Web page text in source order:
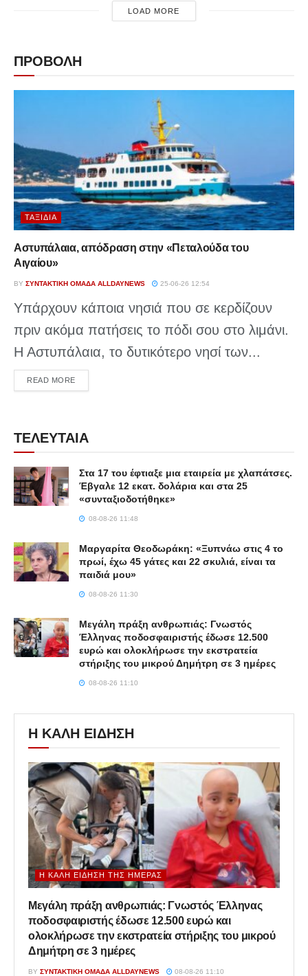
LOAD MORE
ΠΡΟΒΟΛΗ
ΤΑΞΊΔΙΑ
Αστυπάλαια, απόδραση στην «Πεταλούδα του
Αιγαίου»
BY ΣΥΝΤΑΚΤΙΚΉ ΟΜΆΔΑ ALLDAYNEWS 25-06-26 12:54
Υπάρχουν κάποια νησιά που σε κερδίζουν
πριν ακόμα πατήσεις το πόδι σου στο λιμάνι.
Η Αστυπάλαια, το δυτικότερο νησί των...
READ MOREDETAILS
ΤΕΛΕΥΤΑΙΑ
Στα 17 του έφτιαξε μια εταιρεία με χλαπάτσες.
Έβγαλε 12 εκατ. δολάρια και στα 25
«συνταξιοδοτήθηκε»
08-08-26 11:48
Μαργαρίτα Θεοδωράκη: «Ξυπνάω στις 4 το
πρωί, έχω 45 γάτες και 22 σκυλιά, είναι τα
παιδιά μου»
08-08-26 11:30
Μεγάλη πράξη ανθρωπιάς: Γνωστός
Έλληνας ποδοσφαιριστής έδωσε 12.500
ευρώ και ολοκλήρωσε την εκστρατεία
στήριξης του μικρού Δημήτρη σε 3 ημέρες
08-08-26 11:10
Η ΚΑΛΗ ΕΙΔΗΣΗ
Η ΚΑΛΉ ΕΊΔΗΣΗ ΤΗΣ ΗΜΈΡΑΣ
Μεγάλη πράξη ανθρωπιάς: Γνωστός Έλληνας
ποδοσφαιριστής έδωσε 12.500 ευρώ και
ολοκλήρωσε την εκστρατεία στήριξης του μικρού
Δημήτρη σε 3 ημέρες
BY ΣΥΝΤΑΚΤΙΚΉ ΟΜΆΔΑ ALLDAYNEWS 08-08-26 11:10